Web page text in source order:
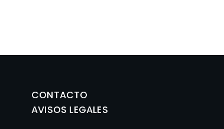
CONTACTO
AVISOS LEGALES